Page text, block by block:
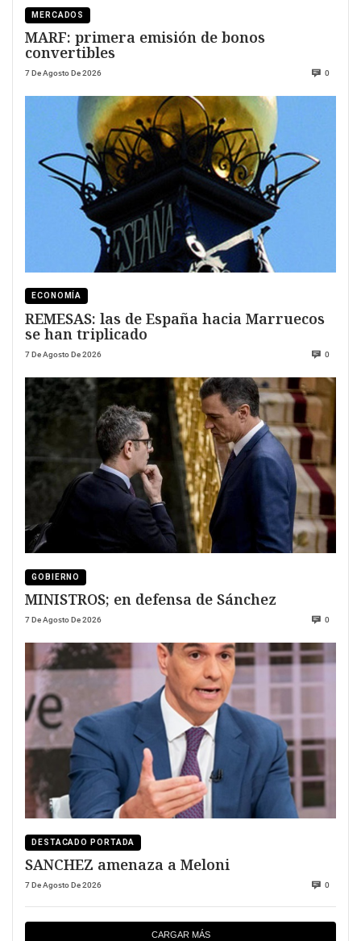
MERCADOS
MARF: primera emisión de bonos
convertibles
7 De Agosto De 2026 0
ECONOMÍA
REMESAS: las de España hacia Marruecos
se han triplicado
7 De Agosto De 2026 0
GOBIERNO
MINISTROS; en defensa de Sánchez
7 De Agosto De 2026 0
DESTACADO PORTADA
SANCHEZ amenaza a Meloni
7 De Agosto De 2026 0
CARGAR MÁS